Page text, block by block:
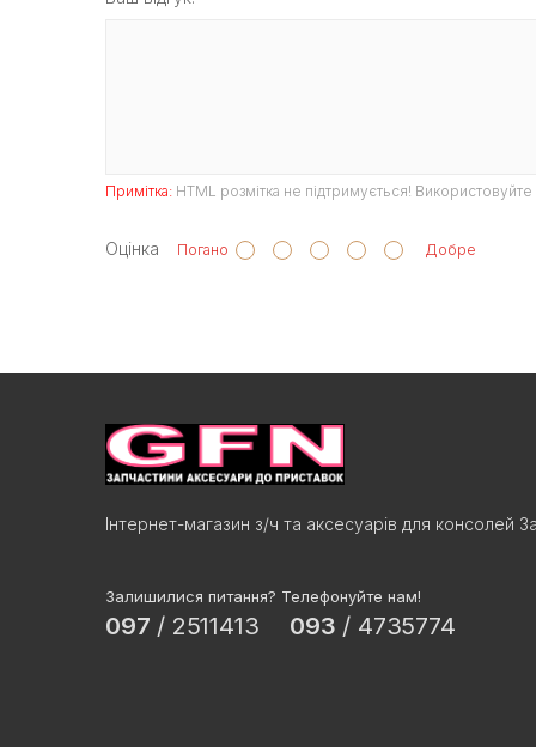
Примітка: HTML розмітка не підтримується! Використовуйте
Оцінка Погано Добре
Інтернет-магазин з/ч та аксесуарів для консолей
Залишилися питання? Телефонуйте нам!
097 / 2511413 093 / 4735774